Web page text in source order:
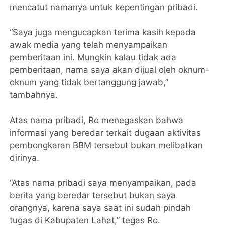
mencatut namanya untuk kepentingan pribadi.
“Saya juga mengucapkan terima kasih kepada
awak media yang telah menyampaikan
pemberitaan ini. Mungkin kalau tidak ada
pemberitaan, nama saya akan dijual oleh oknum-
oknum yang tidak bertanggung jawab,”
tambahnya.
Atas nama pribadi, Ro menegaskan bahwa
informasi yang beredar terkait dugaan aktivitas
pembongkaran BBM tersebut bukan melibatkan
dirinya.
“Atas nama pribadi saya menyampaikan, pada
berita yang beredar tersebut bukan saya
orangnya, karena saya saat ini sudah pindah
tugas di Kabupaten Lahat,” tegas Ro.